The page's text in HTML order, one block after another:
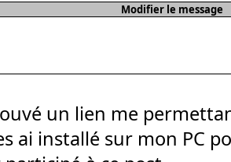
Modifier le message